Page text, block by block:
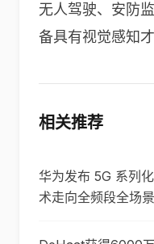
无人驾驶、安防
备具有视觉感知才
相关推荐
华为发布 5G 系列
术走向全频段全场景